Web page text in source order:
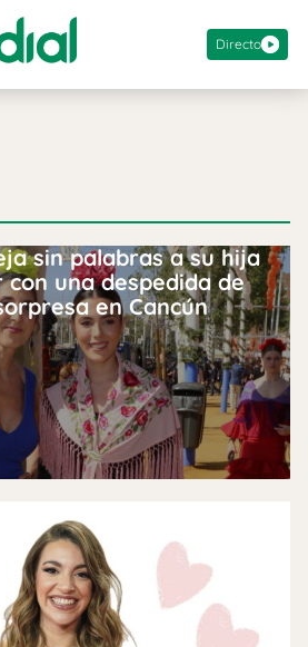
Directo
sin palabras a su hija
con una despedida de
en Cancún